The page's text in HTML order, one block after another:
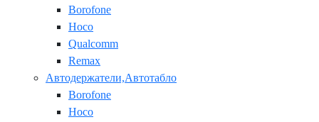
Borofone
Hoco
Qualcomm
Remax
Автодержатели,Автотабло
Borofone
Hoco